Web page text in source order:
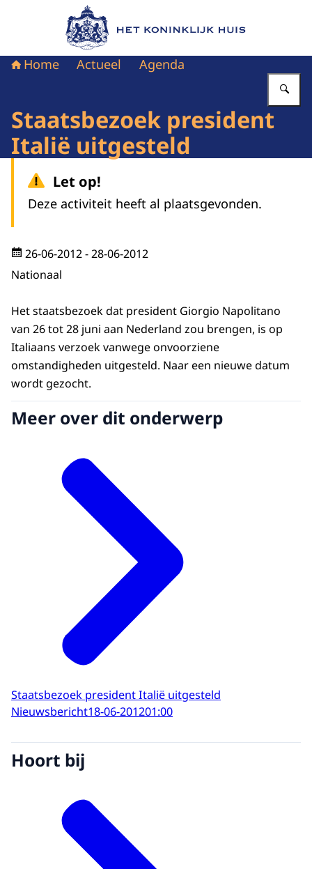
Naar de homepage van Het Koninklijk Huis
Home Actueel Agenda
Staatsbezoek president
Italië uitgesteld
Let op!
Deze activiteit heeft al plaatsgevonden.
26-06-2012- 28-06-2012
Nationaal
Het staatsbezoek dat president Giorgio Napolitano
van 26 tot 28 juni aan Nederland zou brengen, is op
Italiaans verzoek vanwege onvoorziene
omstandigheden uitgesteld. Naar een nieuwe datum
wordt gezocht.
Meer over dit onderwerp
Staatsbezoek president Italië uitgesteld
Nieuwsbericht18-06-201201:00
Hoort bij